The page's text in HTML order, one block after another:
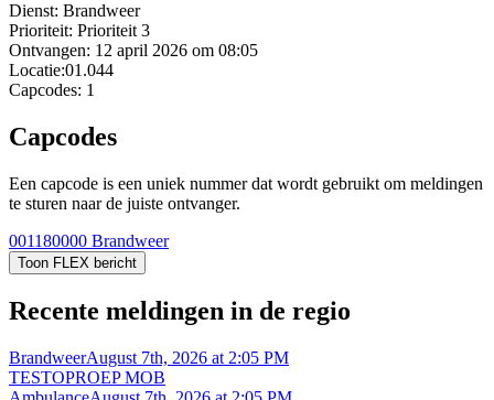
Dienst: Brandweer
Prioriteit: Prioriteit 3
Ontvangen: 12 april 2026 om 08:05
Locatie:01.044
Capcodes: 1
Capcodes
Een capcode is een uniek nummer dat wordt gebruikt om meldingen
te sturen naar de juiste ontvanger.
001180000 Brandweer
Toon FLEX bericht
Recente meldingen in de regio
BrandweerAugust 7th, 2026 at 2:05 PM
TESTOPROEP MOB